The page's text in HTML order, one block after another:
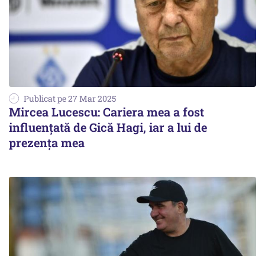
Publicat pe 27 Mar 2025
Mircea Lucescu: Cariera mea a fost
influenţată de Gică Hagi, iar a lui de
prezenţa mea